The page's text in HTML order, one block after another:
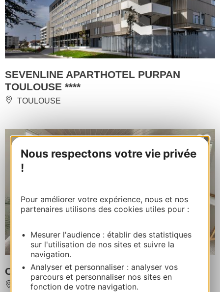
Nous respectons votre vie privée
!
Pour améliorer votre expérience, nous et nos
partenaires utilisons des cookies utiles pour :
Mesurer l'audience : établir des statistiques
sur l'utilisation de nos sites et suivre la
navigation.
Analyser et personnaliser : analyser vos
parcours et personnaliser nos sites en
fonction de votre navigation.
SEVENLINE APARTHOTEL PURPAN
TOULOUSE ****
TOULOUSE
CAMPING LE CALYPSO *****
TORREILLES